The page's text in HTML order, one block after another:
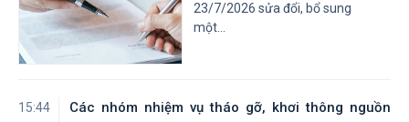
23/7/2026 sửa đổi, bổ sung
một...
15:44
Các nhóm nhiệm vụ tháo gỡ, khơi thông nguồn